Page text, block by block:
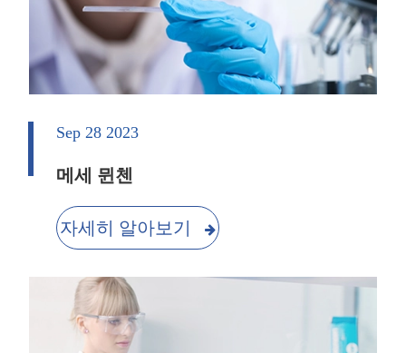
Sep 28 2023
메세 뮌첸
자세히 알아보기